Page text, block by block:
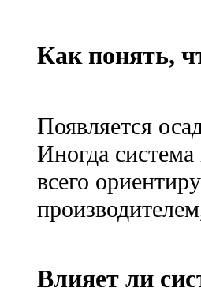
Как понять,
Появляется
Иногда
всего
Влияет ли